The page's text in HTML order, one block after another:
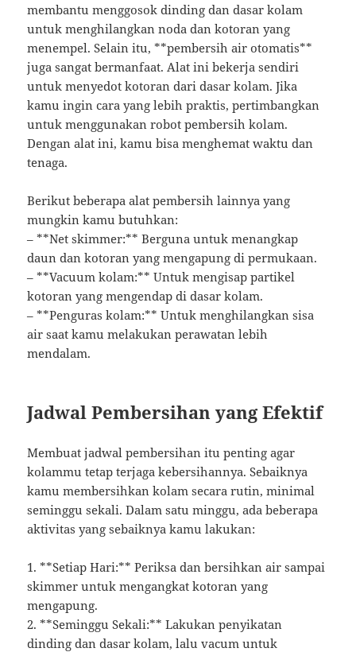
membantu menggosok dinding dan dasar kolam
untuk menghilangkan noda dan kotoran yang
menempel. Selain itu, **pembersih air otomatis**
juga sangat bermanfaat. Alat ini bekerja sendiri
untuk menyedot kotoran dari dasar kolam. Jika
kamu ingin cara yang lebih praktis, pertimbangkan
untuk menggunakan robot pembersih kolam.
Dengan alat ini, kamu bisa menghemat waktu dan
tenaga.
Berikut beberapa alat pembersih lainnya yang
mungkin kamu butuhkan:
– **Net skimmer:** Berguna untuk menangkap
daun dan kotoran yang mengapung di permukaan.
– **Vacuum kolam:** Untuk mengisap partikel
kotoran yang mengendap di dasar kolam.
– **Penguras kolam:** Untuk menghilangkan sisa
air saat kamu melakukan perawatan lebih
mendalam.
Jadwal Pembersihan yang Efektif
Membuat jadwal pembersihan itu penting agar
kolammu tetap terjaga kebersihannya. Sebaiknya
kamu membersihkan kolam secara rutin, minimal
seminggu sekali. Dalam satu minggu, ada beberapa
aktivitas yang sebaiknya kamu lakukan:
1. **Setiap Hari:** Periksa dan bersihkan air sampai
skimmer untuk mengangkat kotoran yang
mengapung.
2. **Seminggu Sekali:** Lakukan penyikatan
dinding dan dasar kolam, lalu vacum untuk